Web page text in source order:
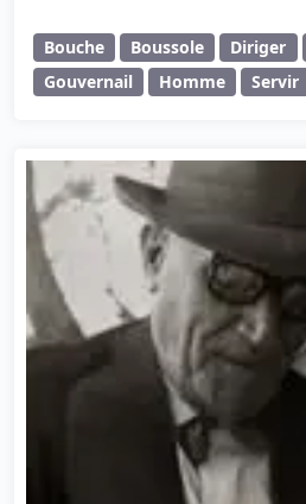
Bouche Boussole Diriger
Gouvernail
Homme Servir